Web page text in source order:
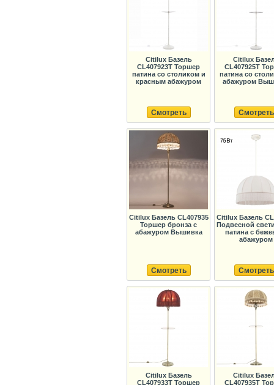
Citilux Базель
CL407923T Торшер
патина со столиком и
красным абажуром
Смотреть
Citilux
CL407925T
патина со
абажуром
Смотреть
Citilux Базель CL407935
Торшер бронза с
абажуром Вышивка
Смотреть
Citilux Базель
Подвесной
патина с
абажуром
Смотреть
Citilux Базель
CL407933T Торшер
Citilux
CL407935T